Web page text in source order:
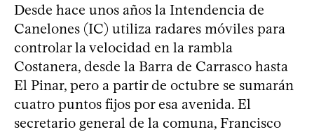
Desde hace unos años la Intendencia de
Canelones (IC) utiliza radares móviles para
controlar la velocidad en la rambla
Costanera, desde la Barra de Carrasco hasta
El Pinar, pero a partir de octubre se sumarán
cuatro puntos fijos por esa avenida. El
secretario general de la comuna, Francisco